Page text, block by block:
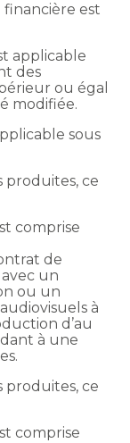
financière est
applicable
des
ou égal
modifiée.
sous
produites, ce
comprise
de
un
ou un
à
d’au
à une
produites, ce
comprise